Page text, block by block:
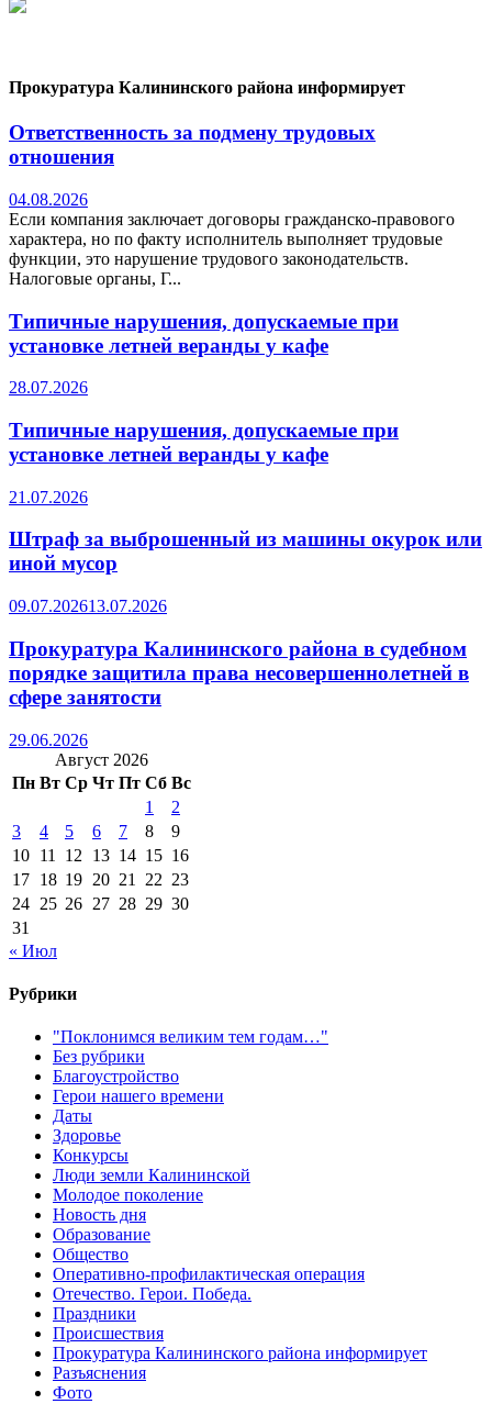
Прокуратура Калининского района информирует
Ответственность за подмену трудовых
отношения
04.08.2026
Если компания заключает договоры гражданско-правового
характера, но по факту исполнитель выполняет трудовые
функции, это нарушение трудового законодательств.
Налоговые органы, Г...
Типичные нарушения, допускаемые при
установке летней веранды у кафе
28.07.2026
Типичные нарушения, допускаемые при
установке летней веранды у кафе
21.07.2026
Штраф за выброшенный из машины окурок или
иной мусор
09.07.202613.07.2026
Прокуратура Калининского района в судебном
порядке защитила права несовершеннолетней в
сфере занятости
29.06.2026
Август 2026
Пн Вт Ср Чт Пт Сб Вс
1
2
3
4 5 6 7 8
9
10 11 12 13 14 15 16
17 18 19 20 21 22 23
24 25 26 27 28 29 30
31
« Июл
Рубрики
"Поклонимся великим тем годам…"
Без рубрики
Благоустройство
Герои нашего времени
Даты
Здоровье
Конкурсы
Люди земли Калининской
Молодое поколение
Новость дня
Образование
Общество
Оперативно-профилактическая операция
Отечество. Герои. Победа.
Праздники
Происшествия
Прокуратура Калининского района информирует
Разъяснения
Фото